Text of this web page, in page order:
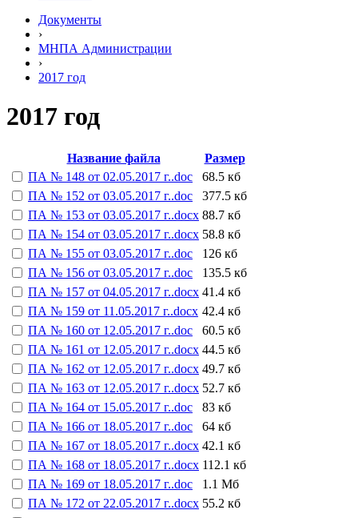
Документы
›
МНПА Администрации
›
2017 год
2017 год
Название файла
Размер
ПА № 148 от 02.05.2017 г..doc
68.5 кб
ПА № 152 от 03.05.2017 г..doc
377.5 кб
ПА № 153 от 03.05.2017 г..docx 88.7 кб
ПА № 154 от 03.05.2017 г..docx 58.8 кб
ПА № 155 от 03.05.2017 г..doc
126 кб
ПА № 156 от 03.05.2017 г..doc
135.5 кб
ПА № 157 от 04.05.2017 г..docx 41.4 кб
ПА № 159 от 11.05.2017 г..docx 42.4 кб
ПА № 160 от 12.05.2017 г..doc
60.5 кб
ПА № 161 от 12.05.2017 г..docx 44.5 кб
ПА № 162 от 12.05.2017 г..docx 49.7 кб
ПА № 163 от 12.05.2017 г..docx 52.7 кб
ПА № 164 от 15.05.2017 г..doc
83 кб
ПА № 166 от 18.05.2017 г..doc
64 кб
ПА № 167 от 18.05.2017 г..docx 42.1 кб
ПА № 168 от 18.05.2017 г..docx 112.1 кб
ПА № 169 от 18.05.2017 г..doc
1.1 Мб
ПА № 172 от 22.05.2017 г..docx 55.2 кб